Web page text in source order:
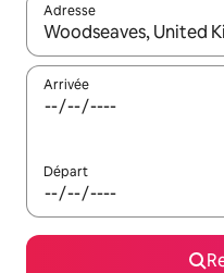
Adresse
Lorsque les résultats
Arrivée
Départ